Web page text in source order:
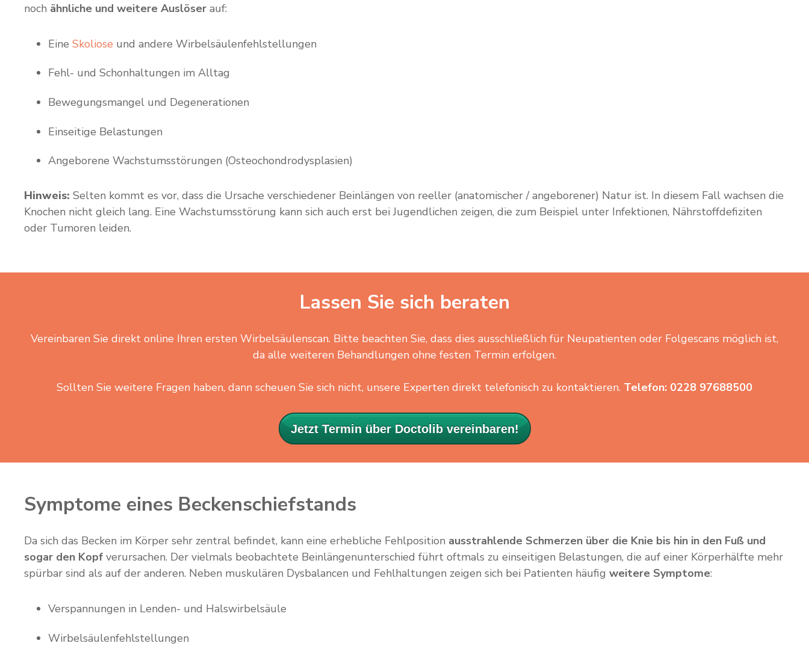
noch ähnliche und weitere Auslöser auf:
Eine Skoliose und andere Wirbelsäulenfehlstellungen
Fehl- und Schonhaltungen im Alltag
Bewegungsmangel und Degenerationen
Einseitige Belastungen
Angeborene Wachstumsstörungen (Osteochondrodysplasien)
Hinweis: Selten kommt es vor, dass die Ursache verschiedener Beinlängen von reeller (anatomischer / angeborener) Natur ist. In diesem Fall wachsen die
Knochen nicht gleich lang. Eine Wachstumsstörung kann sich auch erst bei Jugendlichen zeigen, die zum Beispiel unter Infektionen, Nährstoffdefiziten
oder Tumoren leiden.
Lassen Sie sich beraten
Vereinbaren Sie direkt online Ihren ersten Wirbelsäulenscan. Bitte beachten Sie, dass dies ausschließlich für Neupatienten oder Folgescans möglich ist,
da alle weiteren Behandlungen ohne festen Termin erfolgen.
Sollten Sie weitere Fragen haben, dann scheuen Sie sich nicht, unsere Experten direkt telefonisch zu kontaktieren. Telefon: 0228 97688500
Jetzt Termin über Doctolib vereinbaren!
Symptome eines Beckenschiefstands
Da sich das Becken im Körper sehr zentral befindet, kann eine erhebliche Fehlposition ausstrahlende Schmerzen über die Knie bis hin in den Fuß und
sogar den Kopf verursachen. Der vielmals beobachtete Beinlängenunterschied führt oftmals zu einseitigen Belastungen, die auf einer Körperhälfte mehr
spürbar sind als auf der anderen. Neben muskulären Dysbalancen und Fehlhaltungen zeigen sich bei Patienten häufig weitere Symptome:
Verspannungen in Lenden- und Halswirbelsäule
Wirbelsäulenfehlstellungen